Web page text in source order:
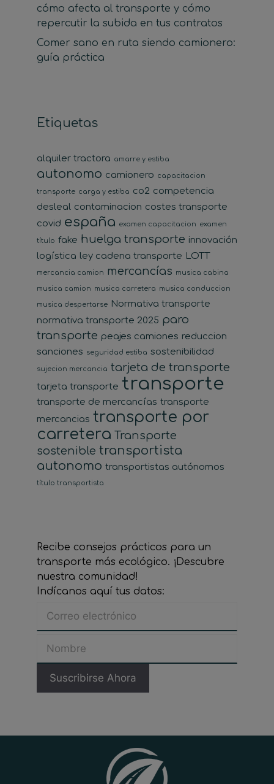
cómo afecta al transporte y cómo
repercutir la subida en tus contratos
Comer sano en ruta siendo camionero:
guía práctica
Etiquetas
alquiler tractora amarre y estiba
autonomo camionero capacitacion
transporte carga y estiba co2 competencia
desleal contaminacion costes transporte
covid españa examen capacitacion examen
título fake huelga transporte innovación
logística ley cadena transporte LOTT
mercancia camion mercancías musica cabina
musica camion musica carretera musica conduccion
musica despertarse
Normativa transporte
normativa transporte 2025 paro
transporte peajes camiones reduccion
sanciones
seguridad estiba sostenibilidad
sujecion mercancia tarjeta de transporte
tarjeta transporte transporte
transporte de mercancías transporte
mercancias transporte por
carretera Transporte
sostenible transportista
autonomo transportistas autónomos
título transportista
Recibe consejos prácticos para un
transporte más ecológico. ¡Descubre
nuestra comunidad!
Indícanos aquí tus datos: